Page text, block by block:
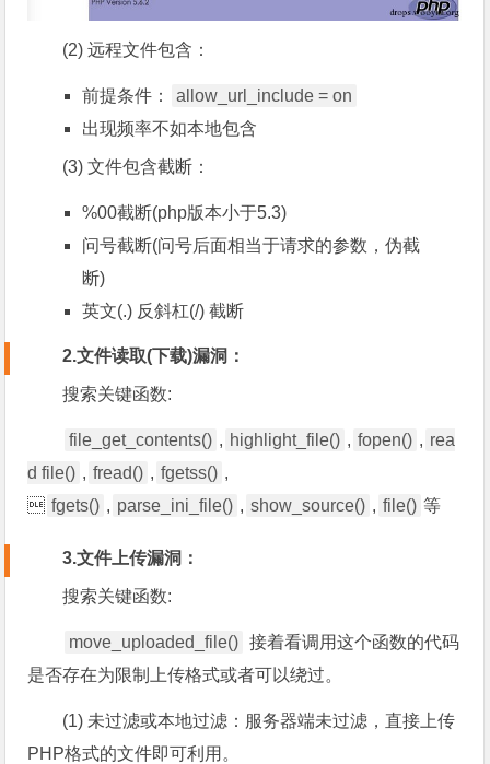
(2) 远程文件包含：
前提条件：
allow_url_include = on
出现频率不如本地包含
(3) 文件包含截断：
%00截断(php版本小于5.3)
问号截断(问号后面相当于请求的参数，伪截
断)
英文(.) 反斜杠(/) 截断
2.文件读取(下载)漏洞：
搜索关键函数:
file_get_contents() , highlight_file() , fopen() , rea
d file() , fread() , fgetss() ,
 fgets() , parse_ini_file() , show_source() , file() 等
3.文件上传漏洞：
搜索关键函数:
move_uploaded_file() 接着看调用这个函数的代码
是否存在为限制上传格式或者可以绕过。
(1) 未过滤或本地过滤：服务器端未过滤，直接上传
PHP格式的文件即可利用。